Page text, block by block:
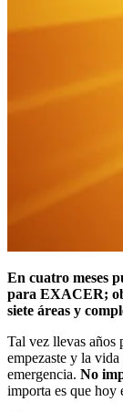
En cuatro meses
para EXACER;
siete áreas y
Tal vez llevas años
empezaste y la
emergencia. No
importa es que hoy